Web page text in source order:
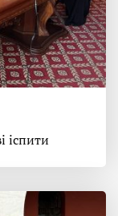
іспити